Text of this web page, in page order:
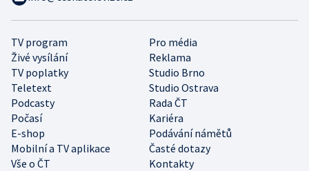
TV program
Pro média
Živé vysílání
Reklama
TV poplatky
Studio Brno
Teletext
Studio Ostrava
Podcasty
Rada ČT
Počasí
Kariéra
E-shop
Podávání námětů
Mobilní a TV aplikace
Časté dotazy
Vše o ČT
Kontakty